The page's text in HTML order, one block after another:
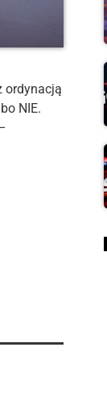
ordynacją
NIE.